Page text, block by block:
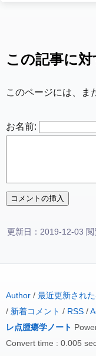
この記事に
このページには、ま
お名前:
更新日：2019-12-03 閲
Author / 最近更新され
/ 新着コメント / RSS /
レ点腫瘍学ノート
Convert time : 0.005